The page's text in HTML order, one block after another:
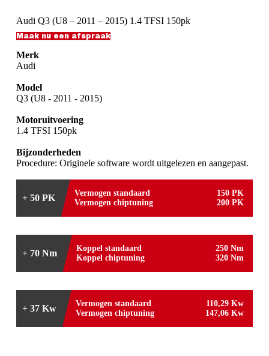
Audi Q3 (U8 – 2011 – 2015) 1.4 TFSI 150pk
Maak nu een afspraak
Merk
Audi
Model
Q3 (U8 - 2011 - 2015)
Motoruitvoering
1.4 TFSI 150pk
Bijzonderheden
Procedure: Originele software wordt uitgelezen en aangepast.
+ 50 PK Vermogen standaard
150 PK
Vermogen chiptuning
200 PK
+ 70 Nm Koppel standaard
250 Nm
Koppel chiptuning
320 Nm
+ 37 Kw Vermogen standaard
110,29 Kw
Vermogen chiptuning
147,06 Kw